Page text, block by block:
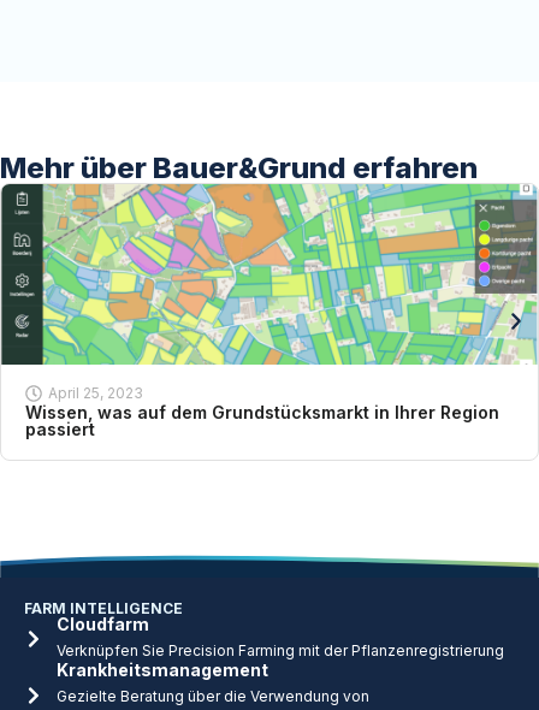
Mehr über Bauer&Grund erfahren
April 25, 2023
Wissen, was auf dem Grundstücksmarkt in Ihrer Region
passiert
FARM INTELLIGENCE
Cloudfarm
Verknüpfen Sie Precision Farming mit der Pflanzenregistrierung
Krankheitsmanagement
Gezielte Beratung über die Verwendung von